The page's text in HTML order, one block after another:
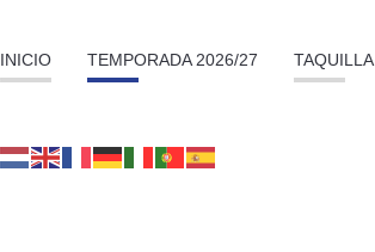
INICIO TEMPORADA 2026/27 TAQUILLA